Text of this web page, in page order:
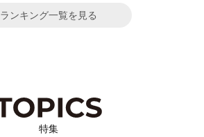
ランキング一覧を見る
特集